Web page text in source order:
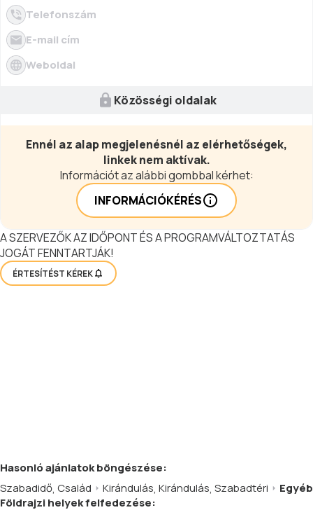
Telefonszám
E-mail cím
Weboldal
Közösségi oldalak
Ennél az alap megjelenésnél az elérhetőségek,
linkek nem aktívak.
Információt az alábbi gombbal kérhet:
INFORMÁCIÓKÉRÉS
A SZERVEZŐK AZ IDŐPONT ÉS A PROGRAMVÁLTOZTATÁS
JOGÁT FENNTARTJÁK!
ÉRTESÍTÉST KÉREK
Hasonlóajánlatokböngészése:
Szabadidő, Család Kirándulás, Kirándulás, Szabadtéri
Egyéb
Földrajzi helyek felfedezése: